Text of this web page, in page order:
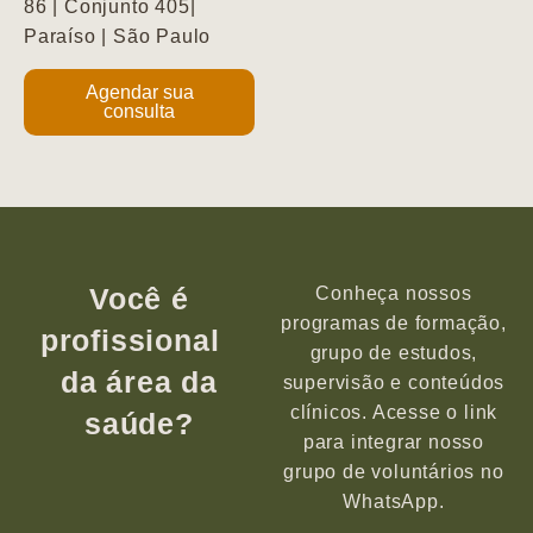
86 | Conjunto 405|
Paraíso | São Paulo
Agendar sua
consulta
Você é
profissional
da área da
saúde?
Conheça nossos
programas de formação,
grupo de estudos,
supervisão e conteúdos
clínicos. Acesse o link
para integrar nosso
grupo de voluntários no
WhatsApp.